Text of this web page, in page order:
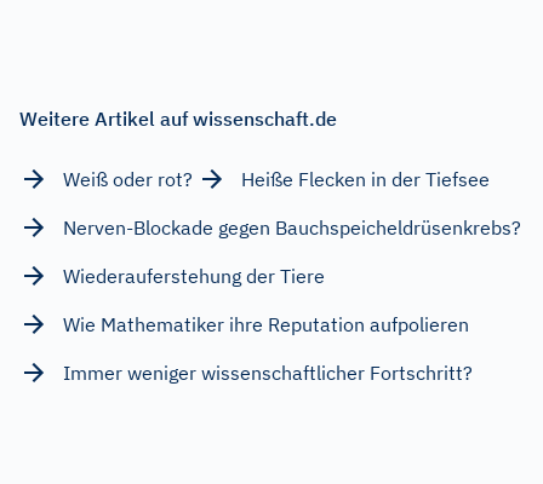
Weitere Artikel auf wissenschaft.de
Weiß oder rot?
Heiße Flecken in der Tiefsee
Nerven-Blockade gegen Bauchspeicheldrüsenkrebs?
Wiederauferstehung der Tiere
Wie Mathematiker ihre Reputation aufpolieren
Immer weniger wissenschaftlicher Fortschritt?